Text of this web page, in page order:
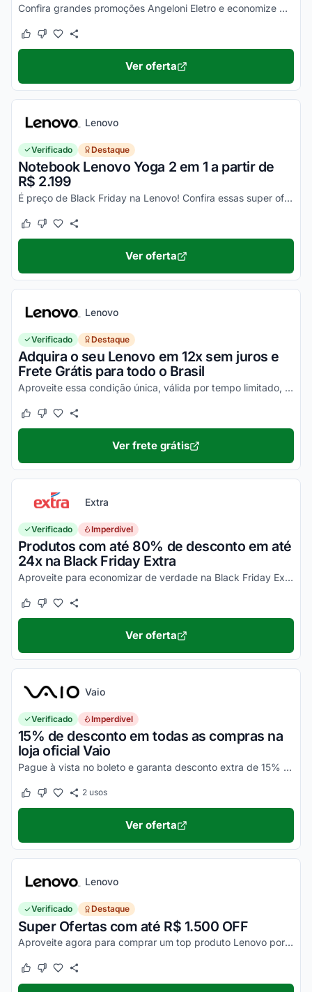
Confira grandes promoções Angeloni Eletro e economize muito. Preços promocionais já ativos no preço dos produtos, não precisa aplicar Cupom Angeloni Eletro.
Este cupom funcionou
Este cupom não funcionou
Ver oferta
Lenovo
Verificado Destaque
Notebook Lenovo Yoga 2 em 1 a partir de
R$ 2.199
É preço de Black Friday na Lenovo! Confira essas super ofertas e economize muito em um dos notebooks mais desejados do momento!
Este cupom funcionou
Este cupom não funcionou
Ver oferta
Lenovo
Verificado Destaque
Adquira o seu Lenovo em 12x sem juros e
Frete Grátis para todo o Brasil
Aproveite essa condição única, válida por tempo limitado, e garanta já o seu notebook Lenovo com desconto. Confira!
Este cupom funcionou
Este cupom não funcionou
Ver frete grátis
Extra
Verificado Imperdível
Produtos com até 80% de desconto em até
24x na Black Friday Extra
Aproveite para economizar de verdade na Black Friday Extra. Parcelamento válido para o Cartão Extra. Ative seu desconto e aproveite agora!
Este cupom funcionou
Este cupom não funcionou
Ver oferta
Vaio
Verificado Imperdível
15% de desconto em todas as compras na
loja oficial Vaio
Pague à vista no boleto e garanta desconto extra de 15% OFF. Consulte as condições no site e corra para aproveitar, pois é válido por tempo limitado. Desfrute da Black Friday Vaio...
Este cupom funcionou
Este cupom não funcionou
2usos
Ver oferta
Lenovo
Verificado Destaque
Super Ofertas com até R$ 1.500 OFF
Aproveite agora para comprar um top produto Lenovo por um preço incrível. Confira agora porque as promoções já começaram!
Este cupom funcionou
Este cupom não funcionou